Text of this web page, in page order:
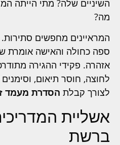
השיניים שלה? מתי הייתה
מה?
המראיינים מחפשים
ספה כחולה והאישה אומרת
אזהרה. פקידי ההגירה
לחוצה, חוסר תיאום,
לצורך קבלת הסדרת מעמד
אשליית
ברשת